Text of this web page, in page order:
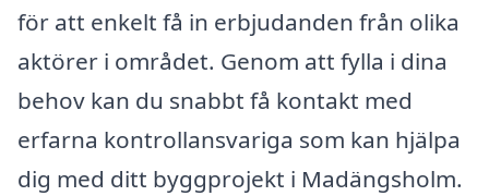
för att enkelt få in erbjudanden från olika
aktörer i området. Genom att fylla i dina
behov kan du snabbt få kontakt med
erfarna kontrollansvariga som kan hjälpa
dig med ditt byggprojekt i Madängsholm.